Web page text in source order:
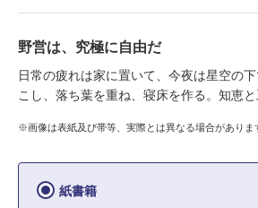
野営は、究極に自由だ
日常の疲れは家に置いて、今夜は星空の
こし、落ち葉を重ね、寝床を作る。知恵と
※画像は表紙及び帯等、実際とは異なる場合がありま
紙書籍